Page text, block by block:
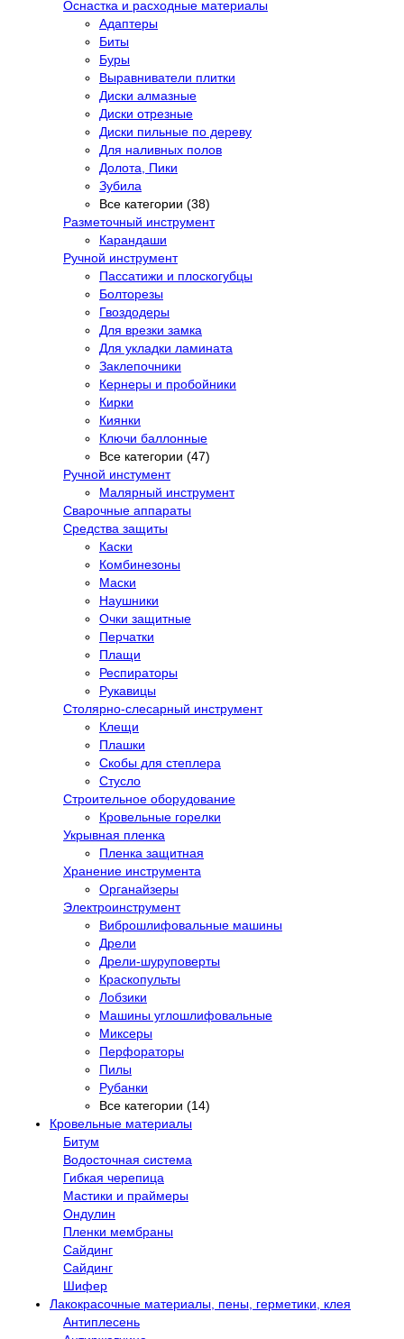
Оснастка и расходные материалы
Адаптеры
Биты
Буры
Выравниватели плитки
Диски алмазные
Диски отрезные
Диски пильные по дереву
Для наливных полов
Долота, Пики
Зубила
Все категории (38)
Разметочный инструмент
Карандаши
Ручной инструмент
Пассатижи и плоскогубцы
Болторезы
Гвоздодеры
Для врезки замка
Для укладки ламината
Заклепочники
Кернеры и пробойники
Кирки
Киянки
Ключи баллонные
Все категории (47)
Ручной инстумент
Малярный инструмент
Сварочные аппараты
Средства защиты
Каски
Комбинезоны
Маски
Наушники
Очки защитные
Перчатки
Плащи
Респираторы
Рукавицы
Столярно-слесарный инструмент
Клещи
Плашки
Скобы для степлера
Стусло
Строительное оборудование
Кровельные горелки
Укрывная пленка
Пленка защитная
Хранение инструмента
Органайзеры
Электроинструмент
Виброшлифовальные машины
Дрели
Дрели-шуруповерты
Краскопульты
Лобзики
Машины углошлифовальные
Миксеры
Перфораторы
Пилы
Рубанки
Все категории (14)
Кровельные материалы
Битум
Водосточная система
Гибкая черепица
Мастики и праймеры
Ондулин
Пленки мембраны
Сайдинг
Сайдинг
Шифер
Лакокрасочные материалы, пены, герметики, клея
Антиплесень